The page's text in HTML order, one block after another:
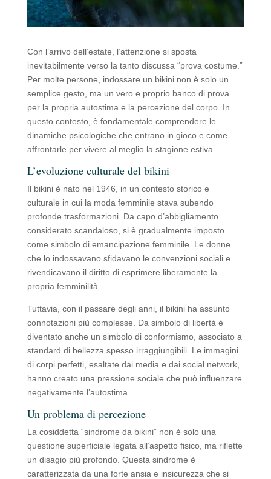
Con l’arrivo dell’estate, l’attenzione si sposta
inevitabilmente verso la tanto discussa “prova costume.”
Per molte persone, indossare un bikini non è solo un
semplice gesto, ma un vero e proprio banco di prova
per la propria autostima e la percezione del corpo. In
questo contesto, è fondamentale comprendere le
dinamiche psicologiche che entrano in gioco e come
affrontarle per vivere al meglio la stagione estiva.
L’evoluzione culturale del bikini
Il bikini è nato nel 1946, in un contesto storico e
culturale in cui la moda femminile stava subendo
profonde trasformazioni. Da capo d’abbigliamento
considerato scandaloso, si è gradualmente imposto
come simbolo di emancipazione femminile. Le donne
che lo indossavano sfidavano le convenzioni sociali e
rivendicavano il diritto di esprimere liberamente la
propria femminilità.
Tuttavia, con il passare degli anni, il bikini ha assunto
connotazioni più complesse. Da simbolo di libertà è
diventato anche un simbolo di conformismo, associato a
standard di bellezza spesso irraggiungibili. Le immagini
di corpi perfetti, esaltate dai media e dai social network,
hanno creato una pressione sociale che può influenzare
negativamente l’autostima.
Un problema di percezione
La cosiddetta “sindrome da bikini” non è solo una
questione superficiale legata all’aspetto fisico, ma riflette
un disagio più profondo. Questa sindrome è
caratterizzata da una forte ansia e insicurezza che si